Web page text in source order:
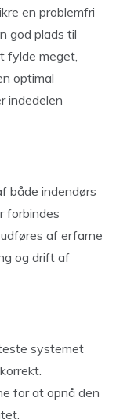
en problemfri
god plads til
fylde meget,
optimal
indedelen
både indendørs
forbindes
af erfarne
og drift af
systemet
for at opnå den